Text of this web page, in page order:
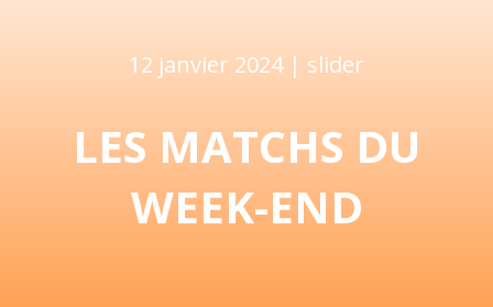
12 janvier 2024 | slider
LES MATCHS DU
WEEK-END